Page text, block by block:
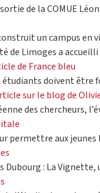
de la COMUE
un campus en
de Limoges a
de France bleu
étudiants doivent
sur le blog de
des chercheurs,
permettre aux
: La Vignette,